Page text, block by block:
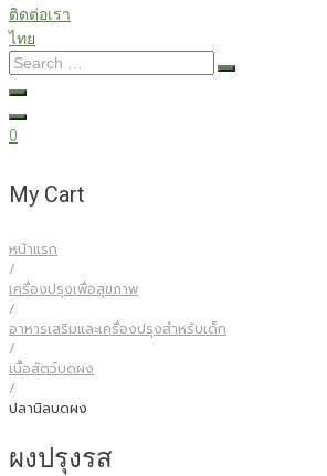
ติดต่อเรา
ไทย
Search
…
0
My Cart
หน้าแรก
/
เครื่องปรุงเพื่อสุขภาพ
/
อาหารเสริมและเครื่องปรุงสำหรับเด็ก
/
เนื้อสัตว์บดผง
/
ปลานิลบดผง
ผงปรุงรส